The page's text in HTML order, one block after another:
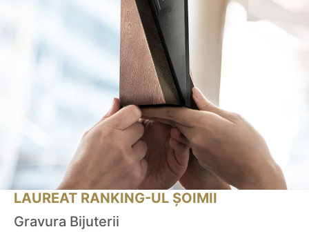
LAUREAT RANKING-UL ȘOIMII
Gravura Bijuterii